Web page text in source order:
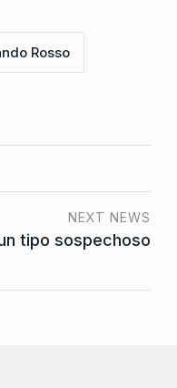
Rosso
NEXT NEWS
tipo sospechoso